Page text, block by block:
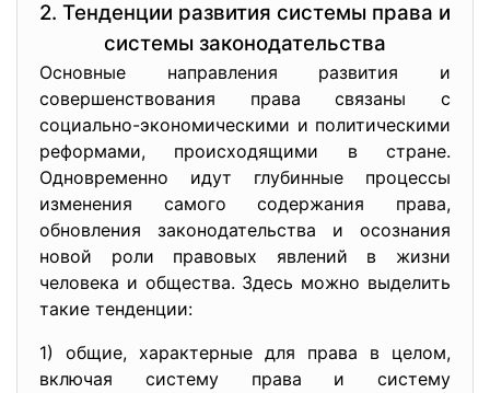
2. Тенденции развития системы права и
системы законодательства
Основные направления развития и
совершенствования права связаны с
социально-экономическими и политическими
реформами, происходящими в стране.
Одновременно идут глубинные процессы
изменения самого содержания права,
обновления законодательства и осознания
новой роли правовых явлений в жизни
человека и общества. Здесь можно выделить
такие тенденции:
1) общие, характерные для права в целом,
включая систему права и систему